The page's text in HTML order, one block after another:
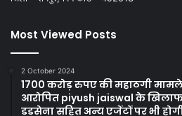
Most Viewed Posts
2 October 2024
1700 करोड़ रुपए की महाठगी मामले
आरोपित piyush jaiswal के
डडसेना सहित अन्य एजेंटों पर भी होगी